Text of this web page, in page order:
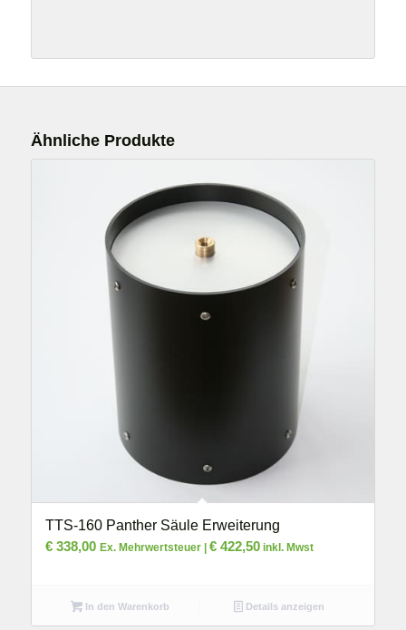
Ähnliche Produkte
TTS-160 Panther Säule Erweiterung
€338,00 Ex. Mehrwertsteuer | €422,50inkl. Mwst
In den Warenkorb Details anzeigen